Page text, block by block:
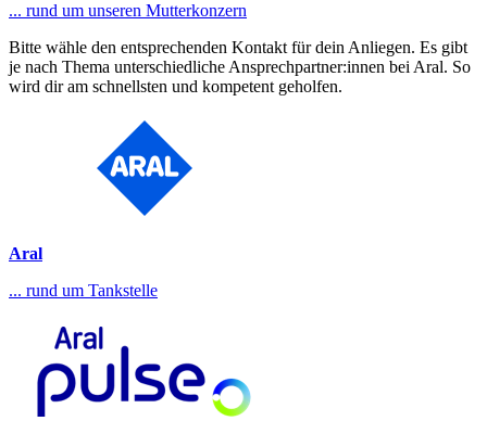
... rund um unseren Mutterkonzern
Bitte wähle den entsprechenden Kontakt für dein Anliegen. Es gibt
je nach Thema unterschiedliche Ansprechpartner:innen bei Aral. So
wird dir am schnellsten und kompetent geholfen.
Aral
... rund um Tankstelle